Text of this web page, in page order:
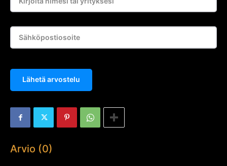
Lähetä arvostelu
Arvio (0)